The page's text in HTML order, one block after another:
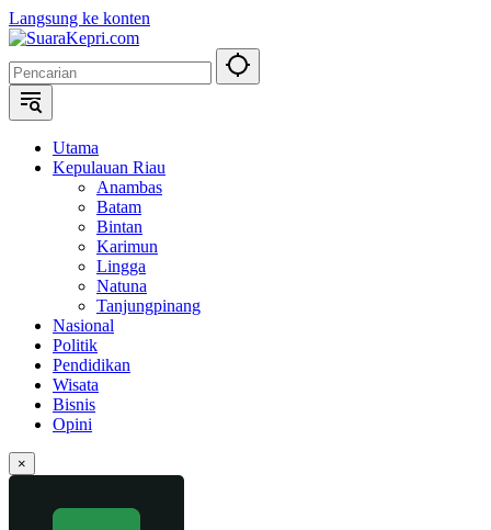
Langsung ke konten
Utama
Kepulauan Riau
Anambas
Batam
Bintan
Karimun
Lingga
Natuna
Tanjungpinang
Nasional
Politik
Pendidikan
Wisata
Bisnis
Opini
×